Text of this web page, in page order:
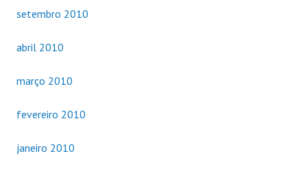
setembro 2010
abril 2010
março 2010
fevereiro 2010
janeiro 2010